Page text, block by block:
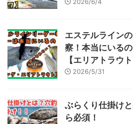
エステルライン
察！本当にいる
【エリアトラウ
2026/5/31
ぶらくり仕掛け
ら必須！